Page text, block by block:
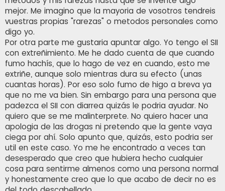
mejor. Me imagino que la mayoria de vosotros tendreis
vuestras propias "rarezas" o metodos personales como
digo yo.
Por otra parte me gustaria apuntar algo. Yo tengo el SII
con extreñimiento. Me he dado cuenta de que cuando
fumo hachís, que lo hago de vez en cuando, esto me
extriñe, aunque solo mientras dura su efecto (unas
cuantas horas). Por eso solo fumo de higo a breva ya
que no me va bien. Sin embargo para una persona que
padezca el SII con diarrea quizás le podria ayudar. No
quiero que se me malinterprete. No quiero hacer una
apologia de las drogas ni pretendo que la gente vaya
ciega por ahí. Solo apunto que, quizás, esto podria ser
util en este caso. Yo me he encontrado a veces tan
desesperado que creo que hubiera hecho cualquier
cosa para sentirme almenos como una persona normal
y honestamente creo que lo que acabo de decir no es